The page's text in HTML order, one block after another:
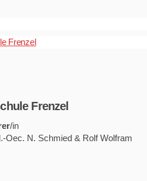
Frenzel
/in
Oec. N. Schmied & Rolf Wolfram